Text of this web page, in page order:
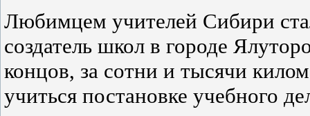
Любимцем учителей Сибири
создатель школ в городе
концов, за сотни и тысячи
учиться постановке учебного